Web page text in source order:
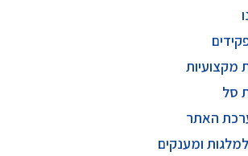
מקצועיות
סל
האתר
ומענקים